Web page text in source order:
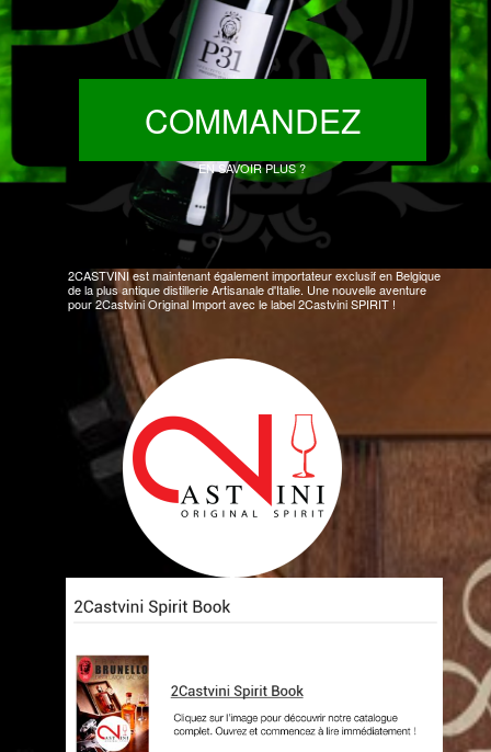
COMMANDEZ
EN SAVOIR PLUS ?
2CASTVINI est maintenant également importateur exclusif en Belgique
de la plus antique distillerie Artisanale d'Italie. Une nouvelle aventure
pour 2Castvini Original Import avec le label 2Castvini SPIRIT !